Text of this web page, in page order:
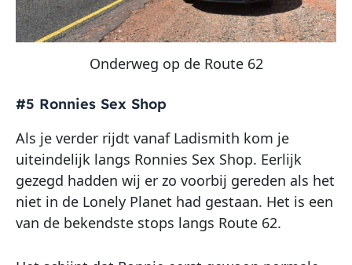
Onderweg op de Route 62
#5 Ronnies Sex Shop
Als je verder rijdt vanaf Ladismith kom je
uiteindelijk langs Ronnies Sex Shop. Eerlijk
gezegd hadden wij er zo voorbij gereden als het
niet in de Lonely Planet had gestaan. Het is een
van de bekendste stops langs Route 62.